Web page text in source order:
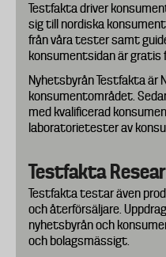
Testfakta driver
sig till nordiska
från våra tester samt
konsumentsidan är gratis
Nyhetsbyrån Testfakta är
konsumentområdet.
med kvalificerad
laboratorietester av
Testfakta
Testfakta testar även
och återförsäljare.
nyhetsbyrån och
och bolagsmässigt.